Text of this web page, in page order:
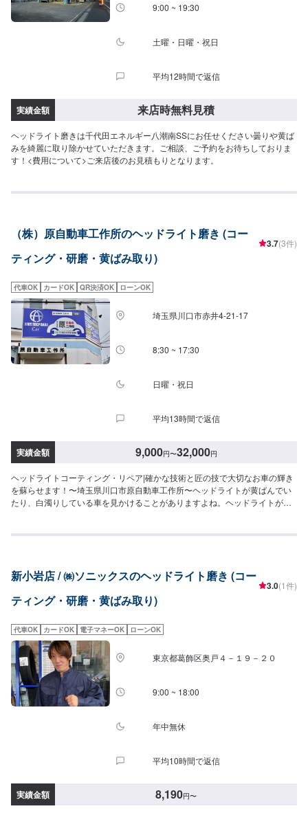
9:00 ~ 19:30
土曜・日曜・祝日
平均12時間で返信
実績金額 来店時無料見積
ヘッドライト磨きは千代田エネルギー八潮南SSにお任せください曇りや黄ば
みを綺麗に取り除かせていただきます。ご相談、ご予約をお待ちしておりま
す！<費用について>ご来店後のお見積もりとなります。
（株）原自動車工作所のヘッドライト磨き (コー
ティング・研磨・黄ばみ取り)
3.7(3件)
代車OK カードOK QR決済OK ローンOK
埼玉県川口市赤井4-21-17
8:30 ~ 17:30
日曜・祝日
平均13時間で返信
実績金額 9,000円〜32,000円
ヘッドライトコーティング・リペア|確かな技術と匠の技で大切なお車の輝き
を蘇らせます！〜埼玉県川口市原自動車工作所〜ヘッドライトが黄ばんでい
たり、白濁りしている車を見かけることがありますよね。ヘッドライトが曇
あります。光量不良で車検に通らず、ヘッドライトを交換になってしまうこ
丁寧に行います！✔️ガラスコーティングの溶剤をしっかり塗りこみ専用ブー
スで焼き付け！✔️新車並みの輝きをより長く持続可能お客様のニーズに合わ
せた料金設定をご用意しておりますのでお気軽にお問合せください。国産車
能】持ち込みパーツの対応もいたします。※パーツの不備などにより、取り付
けができなかった場合でも、動作確認などで発生した工賃をご請求させてい
ただきますので、あらかじめご了承ください。【代車について】無料代車
（無保険時）を24台ご用意しております。燃料代はお客さま負担となります
ので、ご了承ください。【営業時間・定休日】営業時間：8:30〜17:30定休
日：日・祝・第一、第三月曜日
新小岩店 / ㈱ソニックスのヘッドライト磨き (コー
ティング・研磨・黄ばみ取り)
3.0(1件)
代車OK カードOK 電子マネーOK ローンOK
東京都葛飾区奥戸４－１９－２０
9:00 ~ 18:00
年中無休
平均10時間で返信
実績金額 8,190円〜